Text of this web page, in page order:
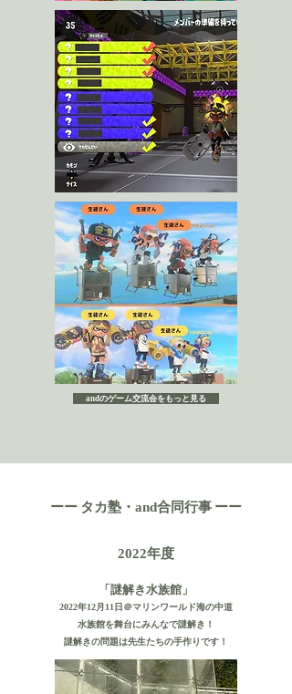
andのゲーム交流会をもっと見る
ーー タカ塾・ and合同行事 ーー
2022年度
「謎解き水族館」
​2022年12月11日＠マリンワールド海の中道
水族館を舞台にみんなで謎解き！
​謎解きの問題は先生たちの手作りです！